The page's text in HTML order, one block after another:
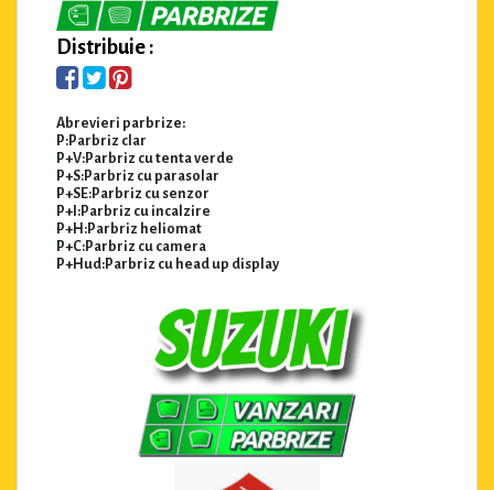
Distribuie :
Abrevieri parbrize:
P:Parbriz clar
P+V:Parbriz cu tenta verde
P+S:Parbriz cu parasolar
P+SE:Parbriz cu senzor
P+I:Parbriz cu incalzire
P+H:Parbriz heliomat
P+C:Parbriz cu camera
P+Hud:Parbriz cu head up display